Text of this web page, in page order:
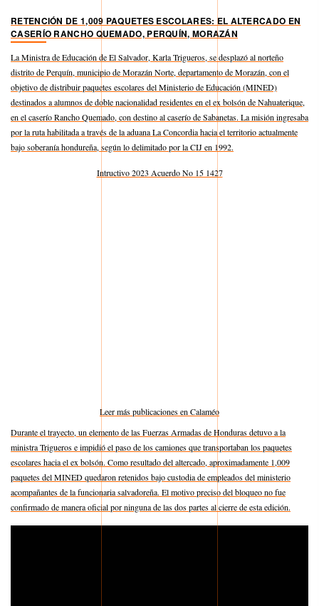
RETENCIÓN DE 1,009 PAQUETES ESCOLARES: EL ALTERCADO EN
CASERÍO RANCHO QUEMADO, PERQUÍN, MORAZÁN
La Ministra de Educación de El Salvador, Karla Trigueros, se desplazó al norteño
distrito de Perquín, municipio de Morazán Norte, departamento de Morazán, con el
objetivo de distribuir paquetes escolares del Ministerio de Educación (MINED)
destinados a alumnos de doble nacionalidad residentes en el ex bolsón de Nahuaterique,
en el caserío Rancho Quemado, con destino al caserío de Sabanetas. La misión ingresaba
por la ruta habilitada a través de la aduana La Concordia hacia el territorio actualmente
bajo soberanía hondureña, según lo delimitado por la CIJ en 1992.
Intructivo 2023 Acuerdo No 15 1427
Leer más publicaciones en Calaméo
Durante el trayecto, un elemento de las Fuerzas Armadas de Honduras detuvo a la
ministra Trigueros e impidió el paso de los camiones que transportaban los paquetes
escolares hacia el ex bolsón. Como resultado del altercado, aproximadamente 1,009
paquetes del MINED quedaron retenidos bajo custodia de empleados del ministerio
acompañantes de la funcionaria salvadoreña. El motivo preciso del bloqueo no fue
confirmado de manera oficial por ninguna de las dos partes al cierre de esta edición.